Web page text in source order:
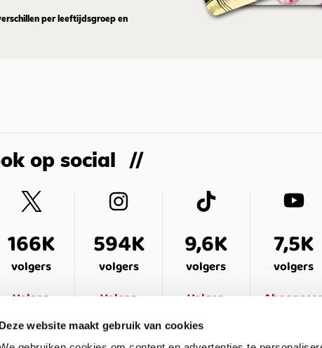
Deze website maakt gebruik van cookies
per leeftijdsgroep en
op social
166K
volgers
Volgen
594K
volgers
Volgen
9,6K
volgers
Volgen
7,5K
volgers
Abonneren